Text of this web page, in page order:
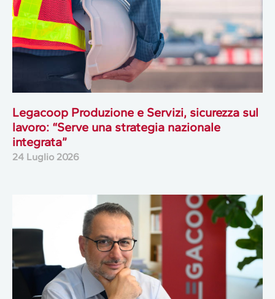
Legacoop Produzione e Servizi, sicurezza sul
lavoro: “Serve una strategia nazionale
integrata”
24 Luglio 2026